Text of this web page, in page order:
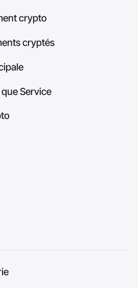
crypto
cryptés
Service